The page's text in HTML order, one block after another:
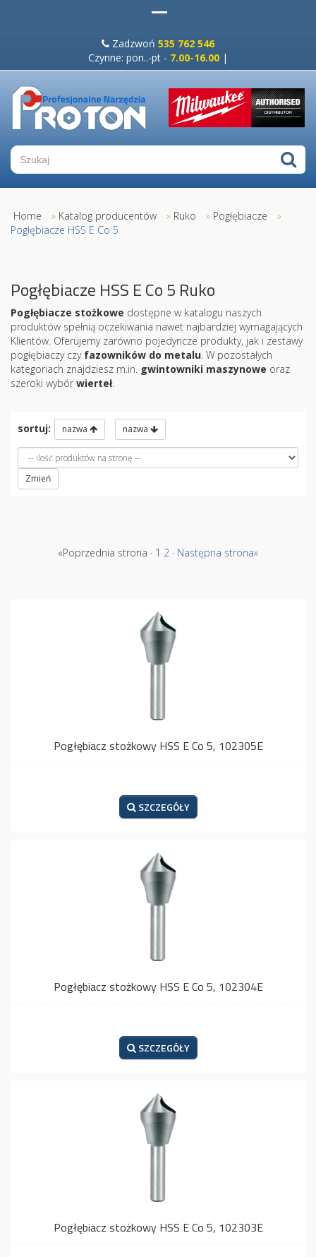
Zadzwoń 535 762 546
Czynne: pon..-pt - 7.00-16.00 |
Home » Katalog producentów » Ruko » Pogłębiacze
»
Pogłębiacze HSS E Co 5
Pogłębiacze HSS E Co 5 Ruko
Pogłębiacze stożkowe dostępne w katalogu naszych
produktów spełnią oczekiwania nawet najbardziej wymagających
Klientów. Oferujemy zarówno pojedyncze produkty, jak i zestawy
pogłębiaczy czy fazowników do metalu. W pozostałych
kategoriach znajdziesz m.in. gwintowniki maszynowe oraz
szeroki wybór wierteł.
sortuj: nazwa nazwa
Zmień
«Poprzednia strona · 1 2 · Następna strona»
Pogłębiacz stożkowy HSS E Co 5, 102305E
SZCZEGÓŁY
Pogłębiacz stożkowy HSS E Co 5, 102304E
SZCZEGÓŁY
Pogłębiacz stożkowy HSS E Co 5, 102303E